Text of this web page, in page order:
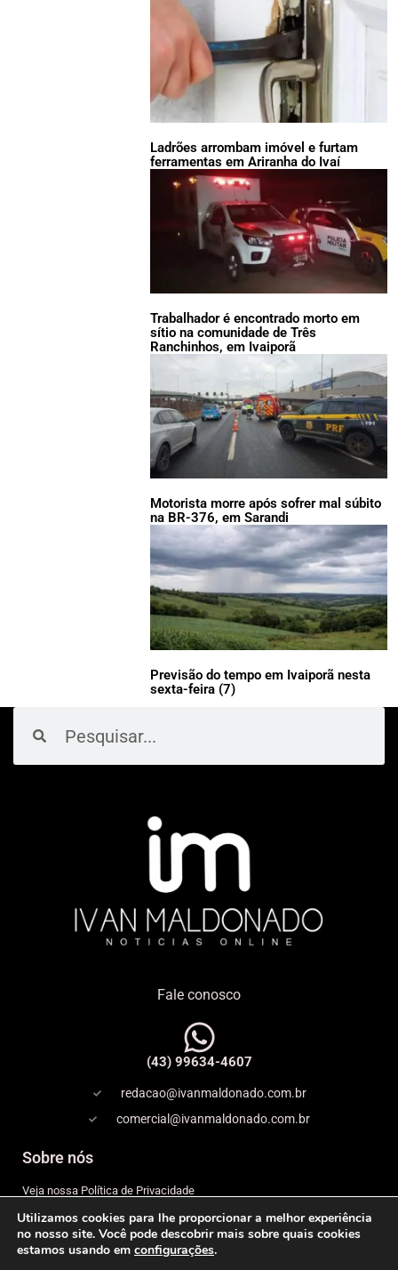
Ladrões arrombam imóvel e furtam
ferramentas em Ariranha do Ivaí
Trabalhador é encontrado morto em
sítio na comunidade de Três
Ranchinhos, em Ivaiporã
Motorista morre após sofrer mal súbito
na BR-376, em Sarandi
Previsão do tempo em Ivaiporã nesta
sexta-feira (7)
Fale conosco
(43) 99634-4607
redacao@ivanmaldonado.com.br
comercial@ivanmaldonado.com.br
Sobre nós
Veja nossa Política de Privacidade
Copyright
Expediente
Utilizamos cookies para lhe proporcionar a melhor experiência
no nosso site. Você pode descobrir mais sobre quais cookies
estamos usando em configurações.